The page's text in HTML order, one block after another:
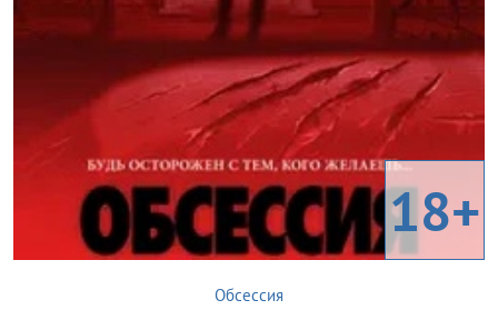
18+
Обсессия